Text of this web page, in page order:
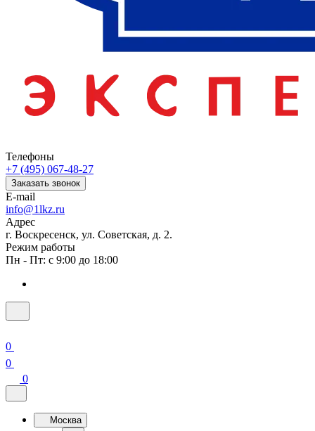
Телефоны
+7 (495) 067-48-27
Заказать звонок
E-mail
info@1lkz.ru
Адрес
г. Воскресенск, ул. Советская, д. 2.
Режим работы
Пн - Пт: с 9:00 до 18:00
0
0
0
Москва